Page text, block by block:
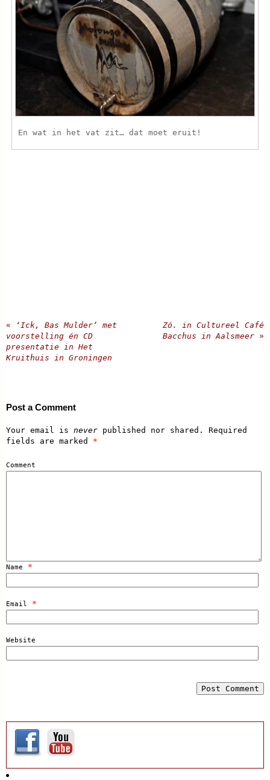
En wat in het vat zit… dat moet eruit!
« ‘Ick, Bas Mulder’ met
voorstelling én CD
presentatie in Het
Kruithuis in Groningen
Zó. in Cultureel Café
Bacchus in Aalsmeer »
Post a Comment
Your email is never published nor shared. Required
fields are marked *
Comment
Name *
Email *
Website